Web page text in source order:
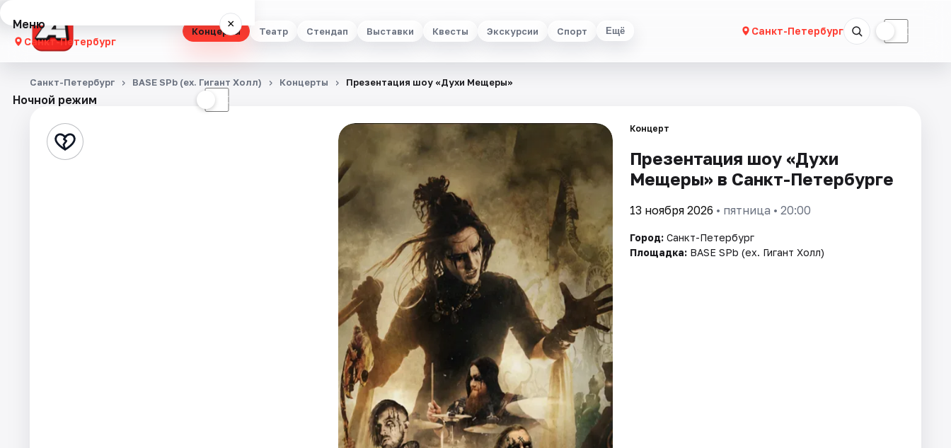
Концерты Театр Стендап Выставки Квесты Экскурсии Спорт Ещё Санкт-Петербург ☾
Меню ×
Санкт-Петербург
Концерты
Стендап
Ночной режим ☾
Санкт-Петербург BASE SPb (ex. Гигант Холл) Концерты Презентация шоу «Духи Мещеры»
Концерт
Презентация шоу «Духи
Мещеры» в Санкт-Петербурге
13 ноября 2026 • пятница • 20:00
Город: Санкт-Петербург
Площадка: BASE SPb (ex. Гигант Холл)